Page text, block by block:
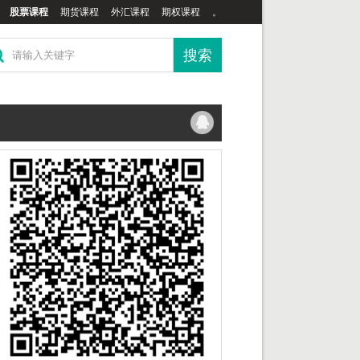
股票课程 期货课程 外汇课程 期权课程 。